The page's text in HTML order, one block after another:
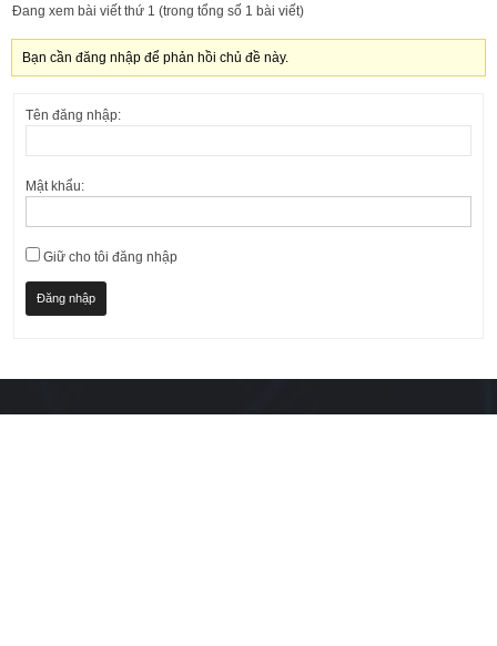
Đang xem bài viết thứ 1 (trong tổng số 1 bài viết)
Bạn cần đăng nhập để phản hồi chủ đề này.
Tên đăng nhập:
Mật khẩu:
Giữ cho tôi đăng nhập
Đăng nhập